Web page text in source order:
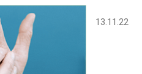
13.11.22